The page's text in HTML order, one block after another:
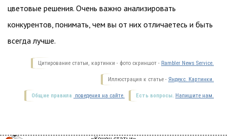
цветовые решения. Очень важно анализировать
конкурентов, понимать, чем вы от них отличаетесь и быть
всегда лучше.
Цитирование статьи, картинки - фото скриншот - Rambler News Service.
Иллюстрация к статье - Яндекс. Картинки.
Есть вопросы. Напишите нам.
Общие правила поведения на сайте.